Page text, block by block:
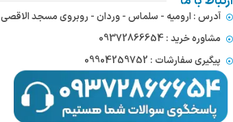
آدرس : ارومیه - سلماس - وردان - روبروی مسجد الاقصی
مشاوره خرید : 09372866654
پیگیری سفارشات : 09904259752